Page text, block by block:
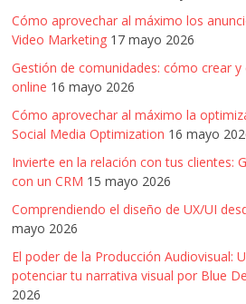
Cómo aprovechar al máximo los
Video Marketing 17 mayo 2026
Gestión de comunidades: cómo crear
online 16 mayo 2026
Cómo aprovechar al máximo la
Social Media Optimization 16 mayo
Invierte en la relación con tus clientes:
con un CRM 15 mayo 2026
Comprendiendo el diseño de UX/UI
mayo 2026
El poder de la Producción Audiovisual:
potenciar tu narrativa visual por Blue
2026